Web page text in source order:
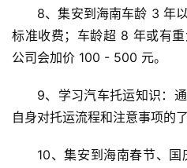
8、集安到海南车龄 3 年
标准收费；车龄超 8 年或有
公司会加价 100 - 500 元。
9、学习汽车托运知识：
自身对托运流程和注意事项的
10、集安到海南春节、